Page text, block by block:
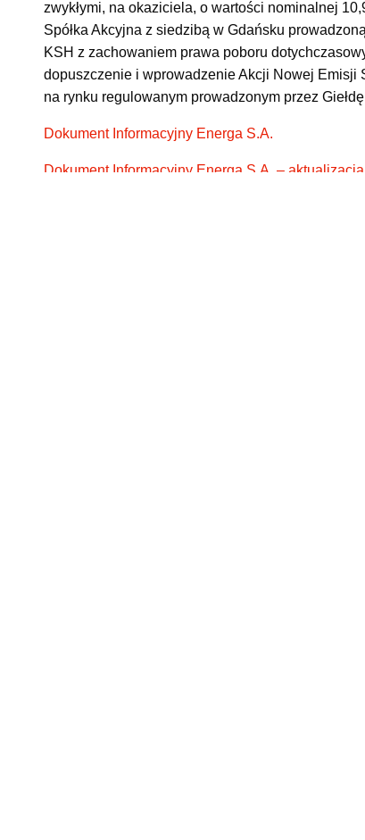
zwykłymi, na okaziciela, o wartości nominalnej
Spółka Akcyjna z siedzibą w Gdańsku
KSH z zachowaniem prawa poboru
dopuszczenie i wprowadzenie Akcji Nowej Emisji
na rynku regulowanym prowadzonym przez
Dokument Informacyjny Energa S.A.
Dokument Informacyjny Energa S.A. – aktualizacja